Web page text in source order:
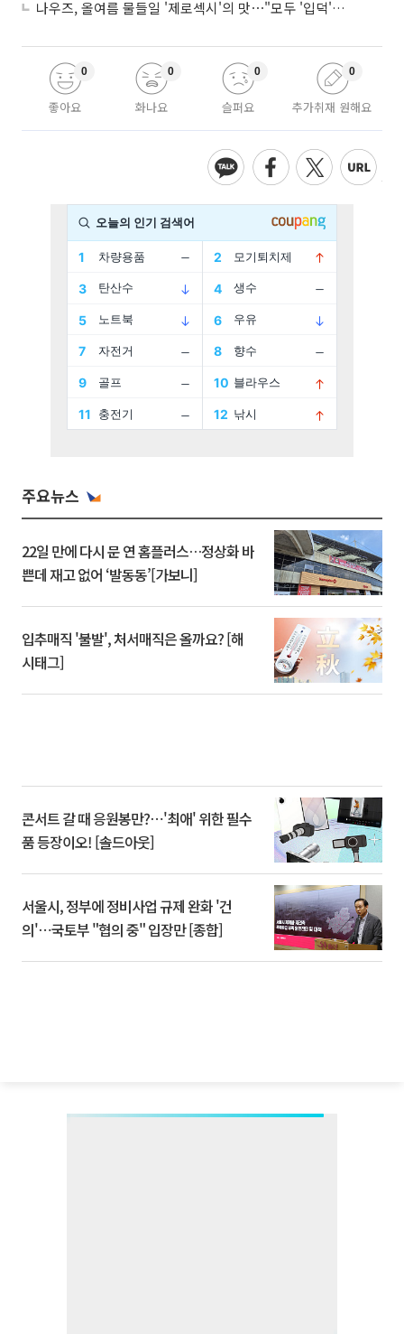
나우즈, 올여름 물들일 '제로섹시'의 맛⋯"모두 '입덕'시킬 것"
좋아요
0
화나요
0
슬퍼요
0
추가취재 원해요
0
주요뉴스
22일 만에 다시 문 연 홈플러스…정상화 바
쁜데 재고 없어 ‘발동동’[가보니]
입추매직 '불발', 처서매직은 올까요? [해
시태그]
콘서트 갈 때 응원봉만?⋯'최애' 위한 필수
품 등장이오! [솔드아웃]
서울시, 정부에 정비사업 규제 완화 '건
의'⋯국토부 "협의 중" 입장만 [종합]